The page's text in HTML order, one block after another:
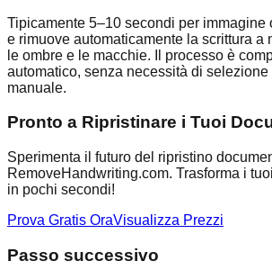
Tipicamente 5–10 secondi per immagine
e rimuove automaticamente la scrittura a
le ombre e le macchie. Il processo è
automatico, senza necessità di selezione
manuale.
Pronto a Ripristinare i Tuoi
Sperimenta il futuro del ripristino
RemoveHandwriting.com. Trasforma i
in pochi secondi!
Prova Gratis OraVisualizza Prezzi
Passo successivo